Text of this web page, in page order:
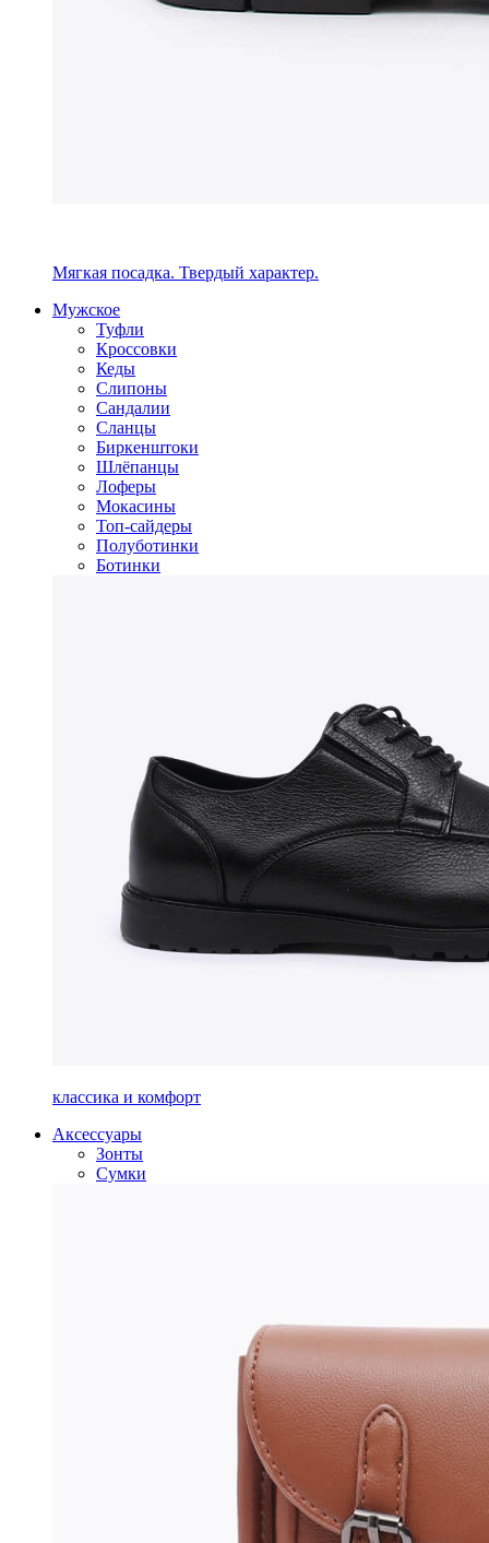
Мягкая посадка. Твердый характер.
Мужское
Туфли
Кроссовки
Кеды
Слипоны
Сандалии
Сланцы
Биркенштоки
Шлёпанцы
Лоферы
Мокасины
Топ-сайдеры
Полуботинки
Ботинки
классика и комфорт
Аксессуары
Зонты
Сумки